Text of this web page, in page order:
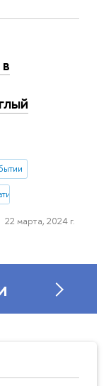
права (Нижний
22 марта, 2024 г.